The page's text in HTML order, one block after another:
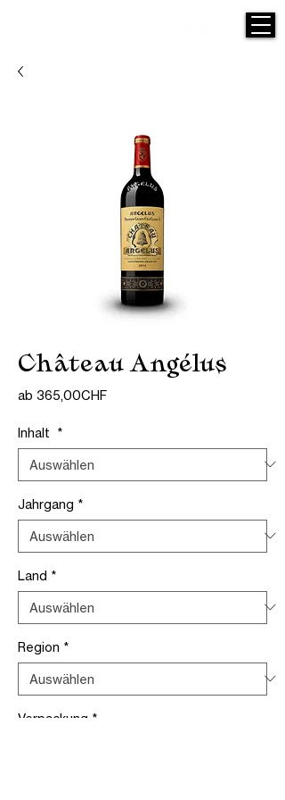
Château Angélus
ab 365,00CHFSale-
Inhalt *
Jahrgang *
Land *
Region *
Verpackung *